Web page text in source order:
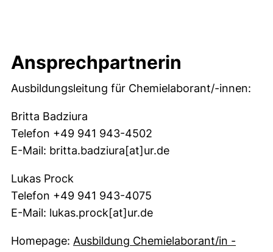
Ansprechpartnerin
Ausbildungsleitung für Chemielaborant/-innen:
Britta Badziura
Telefon +49 941 943-4502
E-Mail: britta.badziura[at]ur.de
Lukas Prock
Telefon +49 941 943-4075
E-Mail: lukas.prock[at]ur.de
Homepage: Ausbildung Chemielaborant/in -